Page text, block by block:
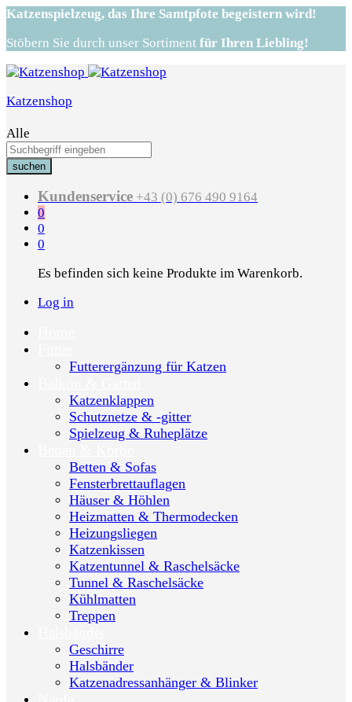
Katzenspielzeug, das Ihre Samtpfote begeistern wird!
Stöbern Sie durch unser Sortiment für Ihren Liebling!
Katzenshop
Alle
suchen
Kundenservice +43 (0) 676 490 9164
0
0
0
Es befinden sich keine Produkte im Warenkorb.
Log in
Futterergänzung für Katzen
Katzenklappen
Schutznetze & -gitter
Spielzeug & Ruheplätze
Betten & Sofas
Fensterbrettauflagen
Häuser & Höhlen
Heizmatten & Thermodecken
Heizungsliegen
Katzenkissen
Katzentunnel & Raschelsäcke
Tunnel & Raschelsäcke
Kühlmatten
Treppen
Geschirre
Halsbänder
Katzenadressanhänger & Blinker